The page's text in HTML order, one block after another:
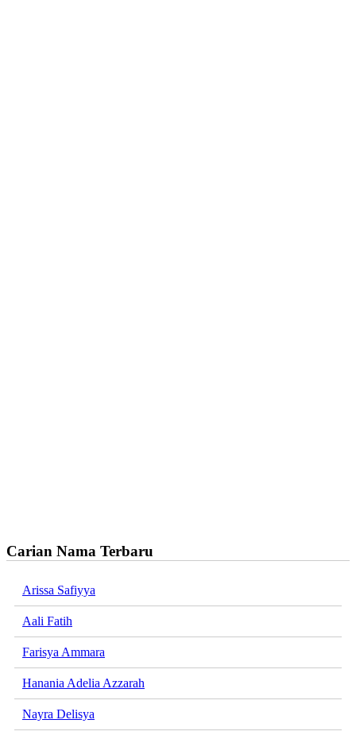
Carian Nama Terbaru
Arissa Safiyya
Aali Fatih
Farisya Ammara
Hanania Adelia Azzarah
Nayra Delisya